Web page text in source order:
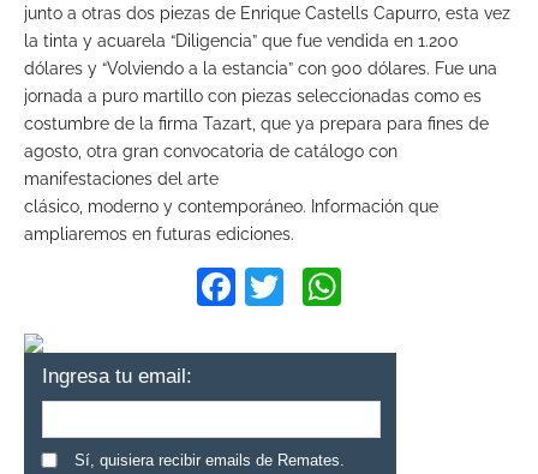
junto a otras dos piezas de Enrique Castells Capurro, esta vez
la tinta y acuarela “Diligencia” que fue vendida en 1.200
dólares y “Volviendo a la estancia” con 900 dólares. Fue una
jornada a puro martillo con piezas seleccionadas como es
costumbre de la firma Tazart, que ya prepara para fines de
agosto, otra gran convocatoria de catálogo con
manifestaciones del arte
clásico, moderno y contemporáneo. Información que
ampliaremos en futuras ediciones.
Facebook
Twitter
Ingresa tu email:
Sí, quisiera recibir emails de Remates.